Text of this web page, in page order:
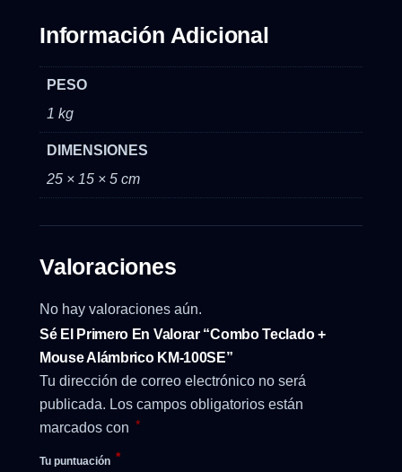
Información Adicional
PESO
1 kg
DIMENSIONES
25 × 15 × 5 cm
Valoraciones
No hay valoraciones aún.
Sé El Primero En Valorar “Combo Teclado +
Mouse Alámbrico KM-100SE”
Tu dirección de correo electrónico no será
publicada. Los campos obligatorios están
marcados con *
Tu puntuación *